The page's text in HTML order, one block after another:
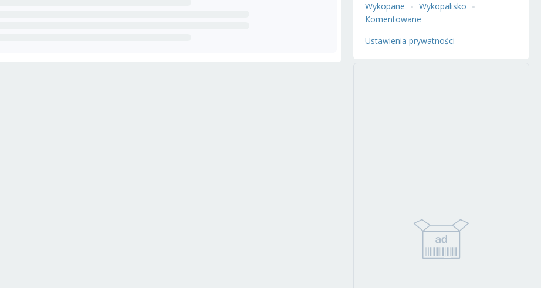
Wykopane
Wykopalisko
Komentowane
Ustawienia prywatności